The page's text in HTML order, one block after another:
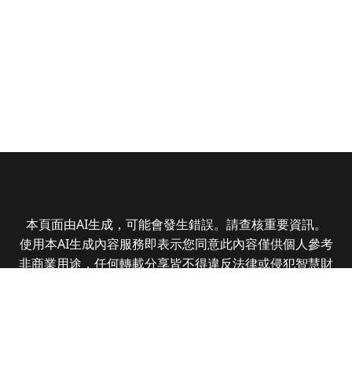
本頁面由AI生成，可能會發生錯誤。請查核重要資訊。
使用本AI生成內容服務即表示您同意此內容僅供個人參考
非商業用途，任何轉載分享皆不得違反法律或侵犯智慧財